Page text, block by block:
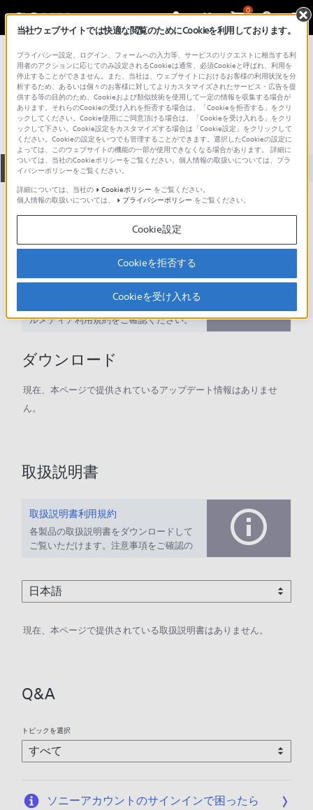
0
総合サポート・お問い合わせ その他のポータブルミュージックプレーヤー
D-66
全て ダウンロード 取扱説明書 Q&A
サポート動画をご利用の際にはソーシャ
ルメディア利用規約をご確認ください。
ダウンロード
現在、本ページで提供されているアップデート情報はありませ
ん。
取扱説明書
取扱説明書利用規約
各製品の取扱説明書をダウンロードして
ご覧いただけます。注意事項をご確認の
現在、本ページで提供されている取扱説明書はありません。
Q&A
トピックを選択
ソニーアカウントのサインインで困ったら
当社ウェブサイトでは快適な閲覧のためにCookieを利用しております。
プライバシー設定、ログイン、フォームへの入力等、サービスのリクエストに相当する利
用者のアクションに応じてのみ設定されるCookieは通常、必須Cookieと呼ばれ、利用を
停止することができません。また、当社は、ウェブサイトにおけるお客様の利用状況を分
析するため、あるいは個々のお客様に対してよりカスタマイズされたサービス・広告を提
供する等の目的のため、Cookieおよび類似技術を使用して一定の情報を収集する場合が
あります。それらのCookieの受け入れを拒否する場合は、「Cookieを拒否する」をクリ
ックしてください。Cookie使用にご同意頂ける場合は、「Cookieを受け入れる」をクリ
ックして下さい。Cookie設定をカスタマイズする場合は「Cookie設定」をクリックして
ください。Cookieの設定をいつでも管理することができます。選択したCookieの設定に
よっては、このウェブサイトの機能の一部が使用できなくなる場合があります。 詳細に
ついては、当社のCookieポリシーをご覧ください。個人情報の取扱いについては、プラ
イバシーポリシーをご覧ください。
詳細については、当社の
Cookieポリシー をご覧ください。
個人情報の取扱いについては、
プライバシーポリシー をご覧ください。
Cookie設定
Cookieを拒否する
Cookieを受け入れる